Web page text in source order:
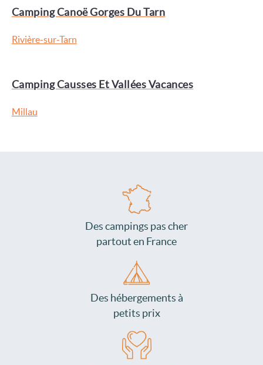
Camping Canoë Gorges Du Tarn
Rivière-sur-Tarn
Camping Causses Et Vallées Vacances
Millau
Des campings pas cher
partout en France
Des hébergements à
petits prix